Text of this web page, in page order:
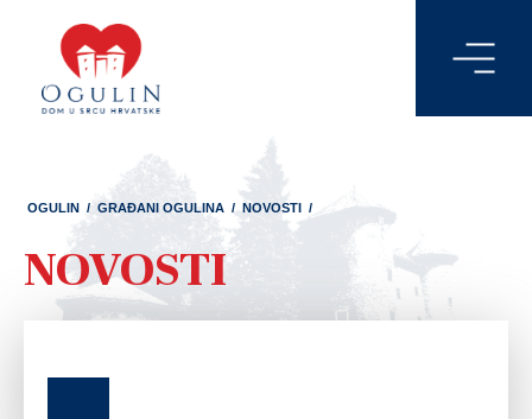
OGULIN / GRAĐANI OGULINA / NOVOSTI /
NOVOSTI